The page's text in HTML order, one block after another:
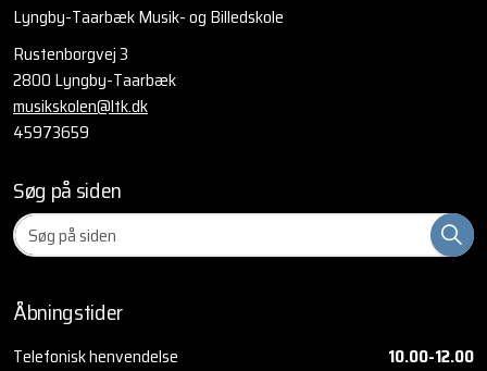
Lyngby-Taarbæk Musik- og Billedskole
Rustenborgvej 3
2800 Lyngby-Taarbæk
musikskolen@ltk.dk
45973659
Søg på siden
Åbningstider
Telefonisk henvendelse
10.00-12.00